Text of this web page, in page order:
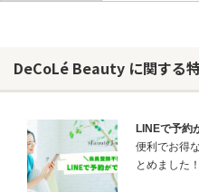
ネイルカタログ
メンズカタログ
DeCoLé Beauty に関する
LINEで予約
便利でお得
とめました！